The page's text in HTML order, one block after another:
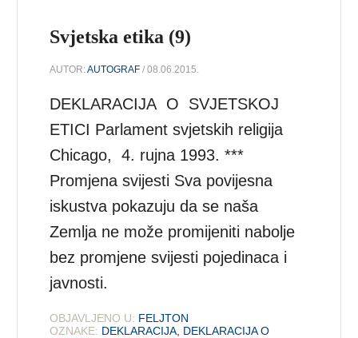
Svjetska etika (9)
AUTOR:AUTOGRAF / 08.06.2015.
DEKLARACIJA O SVJETSKOJ
ETICI Parlament svjetskih religija
Chicago, 4. rujna 1993. ***
Promjena svijesti Sva povijesna
iskustva pokazuju da se naša
Zemlja ne može promijeniti nabolje
bez promjene svijesti pojedinaca i
javnosti.
OBJAVLJENO U: FELJTON
OZNAKE: DEKLARACIJA DEKLARACIJA O